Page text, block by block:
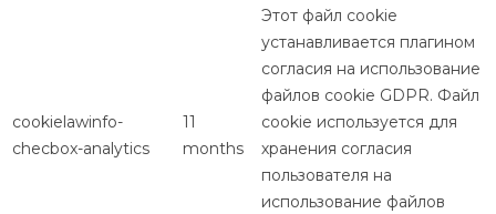
cookielawinfo-
checbox-analytics
11
months
Этот файл cookie
устанавливается плагином
согласия на использование
файлов cookie GDPR. Файл
cookie используется для
хранения согласия
пользователя на
использование файлов